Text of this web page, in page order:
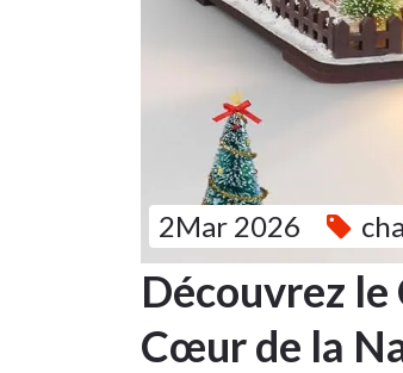
2Mar 2026
Découvrez le
Cœur de la